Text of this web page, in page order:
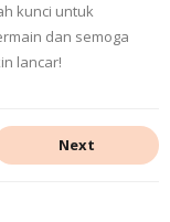
kunci untuk
dan semoga
lancar!
Next